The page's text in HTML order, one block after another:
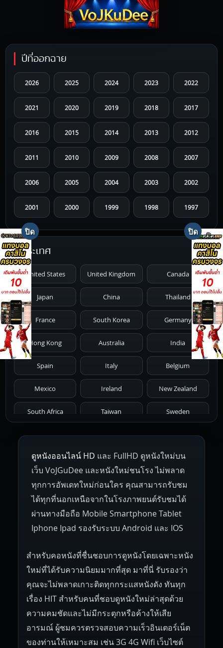
ปีที่ออกฉาย
2026 2025 2024 2023 2022
2021 2020 2019 2018 2017
2016 2015 2014 2013 2012
2011 2010 2009 2008 2007
2006 2005 2004 2003 2002
2001 2000 1999 1998 1997
1996 1995 1994 1993 1992
1991 1987
1986 1985 1984 1983 1982
1981 1980 1979 1978 1977
1976 1975 1974 1973 1972
1971 1970 1969 1968 1967
1966 1965 1964 1963 1962
1959 1955
1945 1942 1941 1940 1939
1937 1930
ประเทศ
United States United Kingdom Canada
Japan China Thailand
France South Korea Germany
Hong Kong Australia India
Spain Italy Belgium
Mexico Ireland New Zealand
South Africa Taiwan Sweden
Netherlands Russia Poland
Hungary Denmark Bulgaria
Czech Republic Brazil Turkey
ดูหนังออนไลน์ HD และ FullHD ดูหนังใหม่บน
เว็บ VoJGuDee และหนังใหม่ชนโรง ไม่พลาด
ทุกการอัพเดทใหม่ก่อนใคร คุณสามารถรับชม
ได้ทุกที่นอกเหนือจากในโรงภาพยนต์รับชมได้
ผ่านทางมือถือ Mobile Smartphone Tablet
Iphone Ipad รองรับระบบ Android และ IOS
สำหรับคอหนังที่ชื่นชอบการดูหนังโดยเฉพาะหนัง
ใหม่ที่ได้รับความนิยมมากที่สุด มาที่นี่ รับรองว่า
คุณจะไม่พลาดเกาะติดทุกกระแสหนังดัง ทันทุก
เรื่อง HIT สำหรับคนที่ชอบดูหนังใหม่ล่าสุดด้วย
ความคมชัดและไม่มีกระตุกหรือค้างให้เสีย
อารมณ์ ผู้ชมควรตรวจสอบความเร็วอินเตอร์เน็ต
ของท่านให้เหมาะสม เช่น 3G 4G Wifi เว็บไซต์